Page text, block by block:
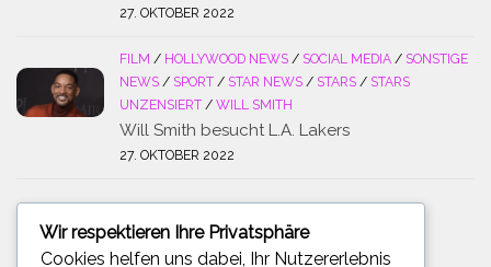
27. OKTOBER 2022
FILM / HOLLYWOOD NEWS / SOCIAL MEDIA / SONSTIGE
NEWS / SPORT / STAR NEWS / STARS / STARS
UNZENSIERT / WILL SMITH
Will Smith besucht L.A. Lakers
27. OKTOBER 2022
SUCHE
Wir respektieren Ihre Privatsphäre
Cookies helfen uns dabei, Ihr Nutzererlebnis